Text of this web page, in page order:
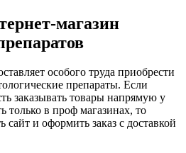
магазин
особого труда приобрести
препараты. Если
заказывать товары напрямую у
только в проф магазинах, то
сайт и оформить заказ с доставкой